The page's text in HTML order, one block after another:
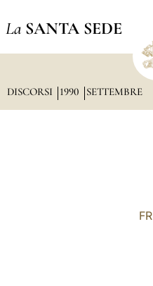
La SANTA SEDE
DISCORSI 1990 SETTEMBRE
FR